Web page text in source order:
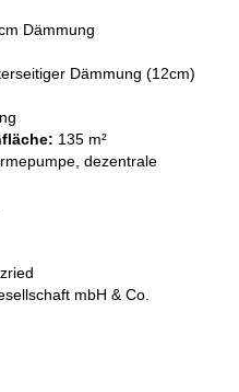
Dämmung
Dämmung (12cm)
135 m²
dezentrale
mbH & Co.